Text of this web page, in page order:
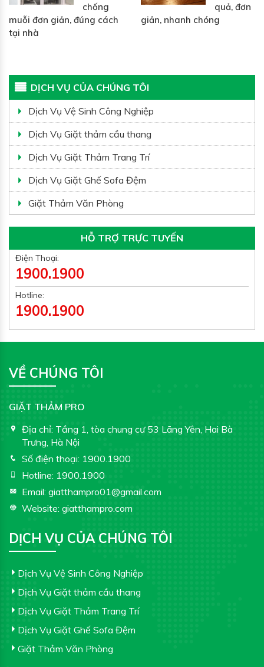
chống
muỗi đơn giản, đúng cách
tại nhà
quả, đơn
giản, nhanh chóng
DỊCH VỤ CỦA CHÚNG TÔI
Dịch Vụ Vệ Sinh Công Nghiệp
Dịch Vụ Giặt thảm cầu thang
Dịch Vụ Giặt Thảm Trang Trí
Dịch Vụ Giặt Ghế Sofa Đệm
Giặt Thảm Văn Phòng
HỖ TRỢ TRỰC TUYẾN
Điện Thoại:
1900.1900
Hotline:
1900.1900
VỀ CHÚNG TÔI
GIẶT THẢM PRO
Địa chỉ: Tầng 1, tòa chung cư 53 Lãng Yên, Hai Bà
Trưng, Hà Nội
Số điện thoại: 1900.1900
Hotline: 1900.1900
Email: giatthampro01@gmail.com
Website: giatthampro.com
DỊCH VỤ CỦA CHÚNG TÔI
Dịch Vụ Vệ Sinh Công Nghiệp
Dịch Vụ Giặt thảm cầu thang
Dịch Vụ Giặt Thảm Trang Trí
Dịch Vụ Giặt Ghế Sofa Đệm
Giặt Thảm Văn Phòng